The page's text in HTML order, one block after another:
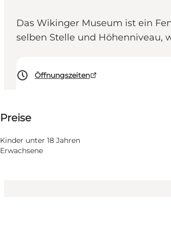
Das Wikinger Museum ist ein
selben Stelle und Höhenniveau,
Öffnungszeiten
Preise
Kinder unter 18 Jahren
Erwachsene